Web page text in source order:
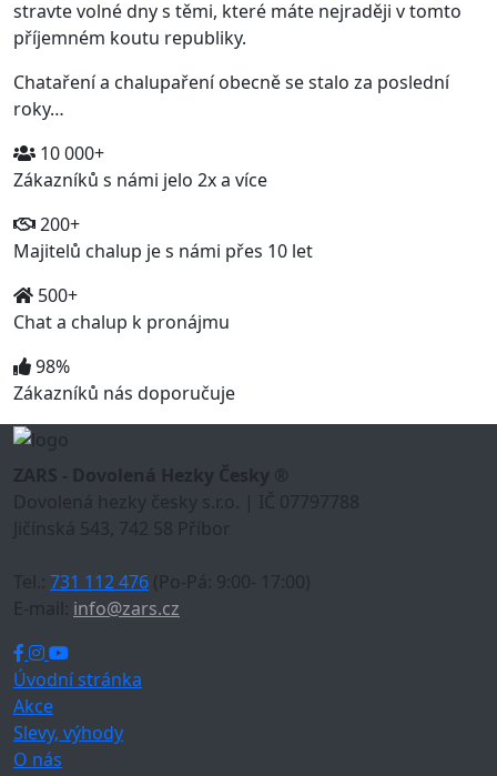
stravte volné dny s těmi, které máte nejraději v tomto
příjemném koutu republiky.
Chataření a chalupaření obecně se stalo za poslední
roky…
10 000+
Zákazníků s námi jelo 2x a více
200+
Majitelů chalup je s námi přes 10 let
500+
Chat a chalup k pronájmu
98%
Zákazníků nás doporučuje
ZARS - Dovolená Hezky Česky ®
Dovolená hezky česky s.r.o. | IČ 07797788
Jičínská 543, 742 58 Příbor
Tel.: 731 112 476 (Po-Pá: 9:00- 17:00)
E-mail: info@zars.cz
Úvodní stránka
Akce
Slevy, výhody
O nás